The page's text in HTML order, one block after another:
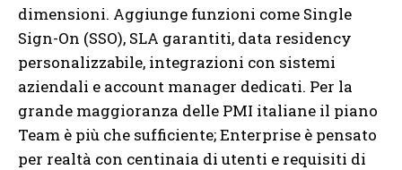
dimensioni. Aggiunge funzioni come Single
Sign-On (SSO), SLA garantiti, data residency
personalizzabile, integrazioni con sistemi
aziendali e account manager dedicati. Per la
grande maggioranza delle PMI italiane il piano
Team è più che sufficiente; Enterprise è pensato
per realtà con centinaia di utenti e requisiti di